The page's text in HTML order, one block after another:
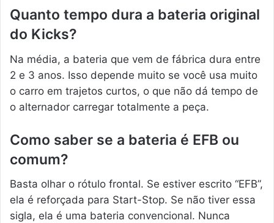
Quanto tempo dura a bateria original
do Kicks?
Na média, a bateria que vem de fábrica dura entre
2 e 3 anos. Isso depende muito se você usa muito
o carro em trajetos curtos, o que não dá tempo de
o alternador carregar totalmente a peça.
Como saber se a bateria é EFB ou
comum?
Basta olhar o rótulo frontal. Se estiver escrito “EFB”,
ela é reforçada para Start-Stop. Se não tiver essa
sigla, ela é uma bateria convencional. Nunca